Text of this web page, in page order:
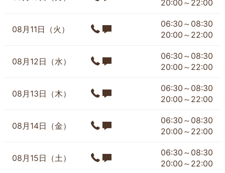
20:00～22:00
08月11日（火）
06:30～08:30
20:00～22:00
08月12日（水）
06:30～08:30
20:00～22:00
08月13日（木）
06:30～08:30
20:00～22:00
08月14日（金）
06:30～08:30
20:00～22:00
08月15日（土）
06:30～08:30
20:00～22:00